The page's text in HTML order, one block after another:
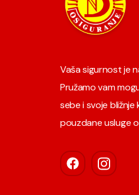
Vaša sigurnost je
Pružamo vam
sebe i svoje bližnje
pouzdane usluge